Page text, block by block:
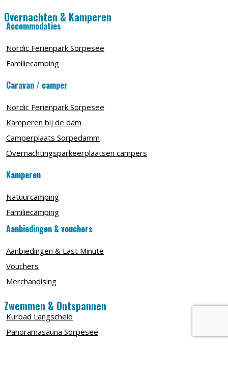
Overnachten & Kamperen
Accommodaties
Nordic Ferienpark Sorpesee
Familiecamping
Caravan / camper
Nordic Ferienpark Sorpesee
Kamperen bij de dam
Camperplaats Sorpedamm
Overnachtingsparkeerplaatsen campers
Kamperen
Natuurcamping
Familiecamping
Aanbiedingen & vouchers
Aanbiedingen & Last Minute
Vouchers
Merchandising
Zwemmen & Ontspannen
Kurbad Langscheid
Panoramasauna Sorpesee